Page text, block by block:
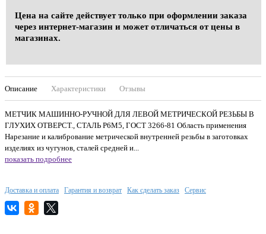
Цена на сайте действует только при оформлении заказа
через интернет-магазин и может отличаться от цены в
магазинах.
Описание Характеристики Отзывы
МЕТЧИК МАШИННО-РУЧНОЙ ДЛЯ ЛЕВОЙ МЕТРИЧЕСКОЙ РЕЗЬБЫ В
ГЛУХИХ ОТВЕРСТ., СТАЛЬ Р6М5, ГОСТ 3266-81 Область применения
Нарезание и калибрование метрической внутренней резьбы в заготовках
изделиях из чугунов, сталей средней и...
показать подробнее
Доставка и оплата Гарантия и возврат Как сделать заказ Сервис